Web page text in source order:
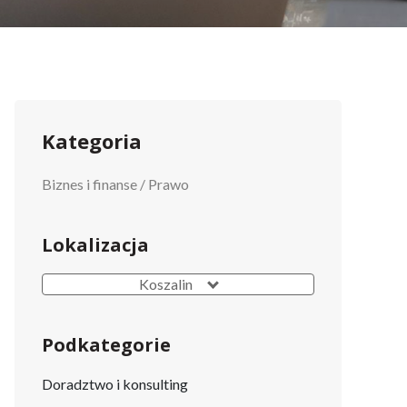
Kategoria
Biznes i finanse / Prawo
Lokalizacja
Koszalin
Podkategorie
Doradztwo i konsulting